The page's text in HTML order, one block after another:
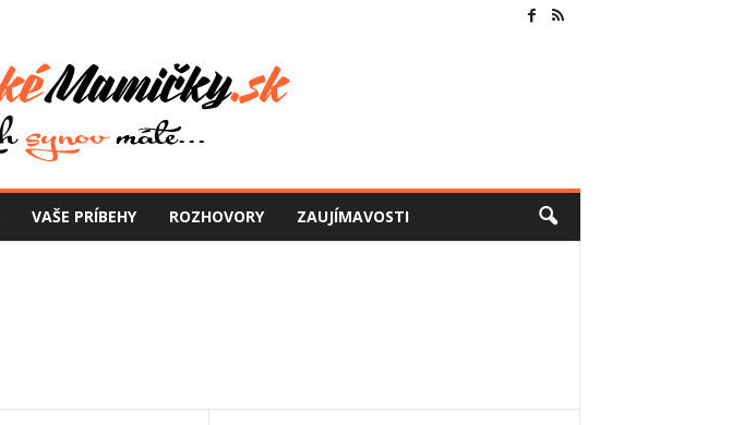
VAŠE PRÍBEHY ROZHOVORY ZAUJÍMAVOSTI